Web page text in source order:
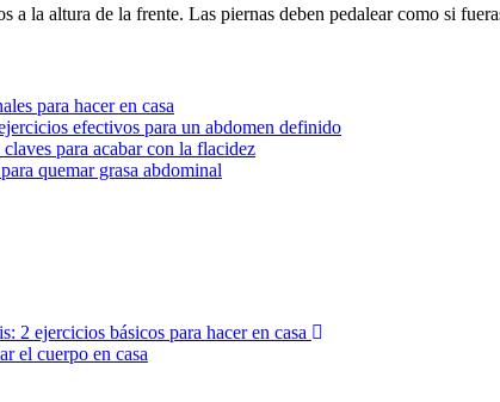
a la altura de la frente. Las piernas deben pedalear como si
para hacer en casa
efectivos para un abdomen definido
para acabar con la flacidez
quemar grasa abdominal
2 ejercicios básicos para hacer en casa
el cuerpo en casa